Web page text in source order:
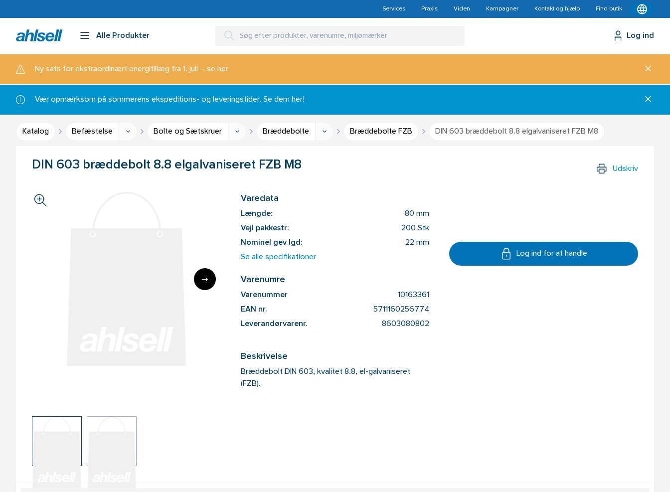
Services Praxis Viden Kampagner Kontakt og hjælp Find butik
Alle Produkter Log ind
Ny sats for ekstraordinært energitillæg fra 1. juli – se her
Vær opmærksom på sommerens ekspeditions- og leveringstider. Se dem her!
Katalog Befæstelse Bolte og Sætskruer Bræddebolte Bræddebolte FZB DIN 603 bræddebolt 8.8 elgalvaniseret FZB M8
DIN 603 bræddebolt 8.8 elgalvaniseret FZB M8 Udskriv
Varedata
Længde: 80 mm
Vejl pakkestr: 200 Stk
Nominel gev lgd: 22 mm
Se alle specifikationer
Varenumre
Varenummer 10163361
EAN nr. 5711160256774
Leverandørvarenr. 8603080802
Beskrivelse
Bræddebolt DIN 603, kvalitet 8.8, el-galvaniseret
(FZB).
Log ind for at handle